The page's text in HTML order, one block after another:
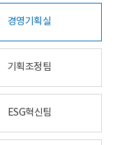
경영기획실
기획조정팀
ESG혁신팀